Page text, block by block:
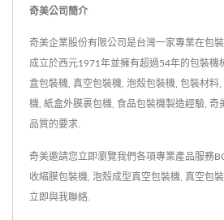
奇美公司簡介
奇美企業股份有限公司是台灣一家專業在包
成立於西元1971年並擁有超過54年的包裝機
盒包裝機, 真空包裝機, 泡殼包裝機, 包裝材料
機, 紙盒外膜裹包機, 食品包裝機製造經驗, 奇
品質的要求.
奇美邀請您立即瀏覽我們各項專業產品服務
收縮膜包裝機 泡殼成型真空包裝機 真空包
立即與我聯絡